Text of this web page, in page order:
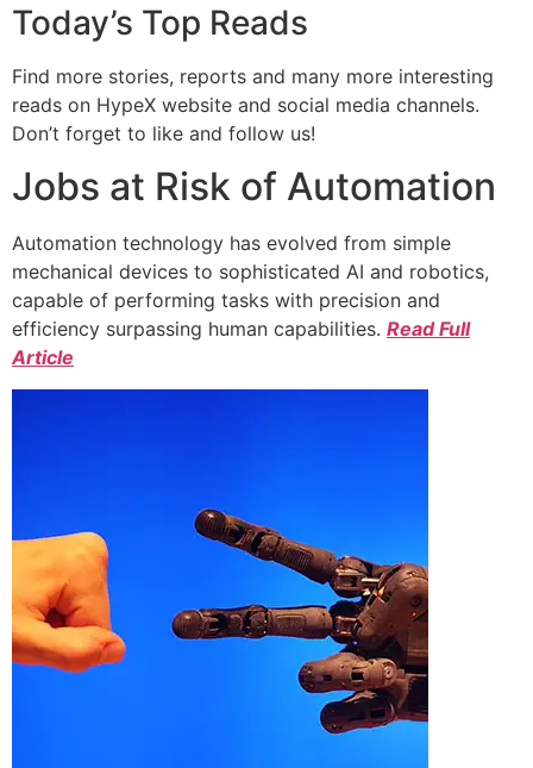
Today’s Top Reads
Find more stories, reports and many more interesting
reads on HypeX website and social media channels.
Don’t forget to like and follow us!
Jobs at Risk of Automation
Automation technology has evolved from simple
mechanical devices to sophisticated AI and robotics,
capable of performing tasks with precision and
efficiency surpassing human capabilities. Read Full
Article